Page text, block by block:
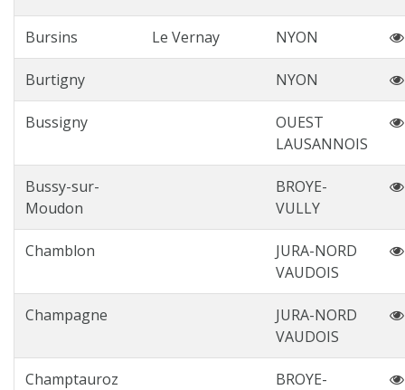
Bursins Le Vernay NYON
Burtigny NYON
Bussigny
OUEST
LAUSANNOIS
Bussy-sur-
Moudon
BROYE-
VULLY
Chamblon
JURA-NORD
VAUDOIS
Champagne
JURA-NORD
VAUDOIS
Champtauroz
BROYE-